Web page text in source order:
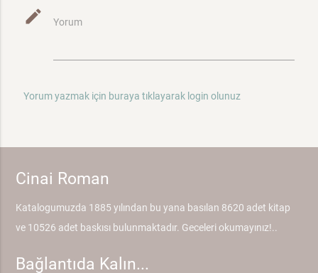
mode_edit Yorum
Yorum yazmak için buraya tıklayarak login olunuz
Cinai Roman
Katalogumuzda 1885 yılından bu yana basılan 8620 adet kitap
ve 10526 adet baskısı bulunmaktadır. Geceleri okumayınız!..
Bağlantıda Kalın...